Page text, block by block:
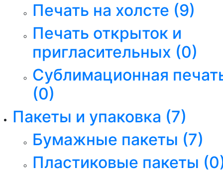
Печать на холсте (9)
Печать открыток и
пригласительных (0)
Сублимационная
(0)
Пакеты и упаковка (7)
Бумажные пакеты (7)
Пластиковые пакеты